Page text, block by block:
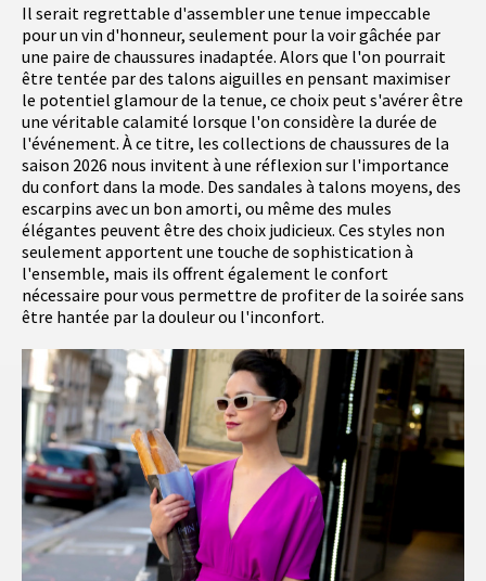
Il serait regrettable d'assembler une tenue impeccable
pour un vin d'honneur, seulement pour la voir gâchée par
une paire de chaussures inadaptée. Alors que l'on pourrait
être tentée par des talons aiguilles en pensant maximiser
le potentiel glamour de la tenue, ce choix peut s'avérer être
une véritable calamité lorsque l'on considère la durée de
l'événement. À ce titre, les collections de chaussures de la
saison 2026 nous invitent à une réflexion sur l'importance
du confort dans la mode. Des sandales à talons moyens, des
escarpins avec un bon amorti, ou même des mules
élégantes peuvent être des choix judicieux. Ces styles non
seulement apportent une touche de sophistication à
l'ensemble, mais ils offrent également le confort
nécessaire pour vous permettre de profiter de la soirée sans
être hantée par la douleur ou l'inconfort.